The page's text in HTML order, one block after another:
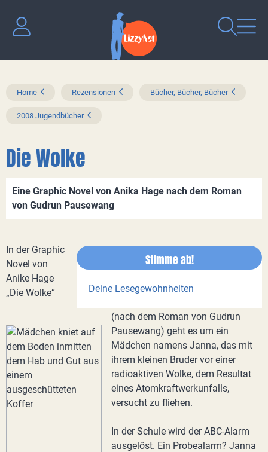
Home Rezensionen Bücher, Bücher, Bücher
2008 Jugendbücher
Die Wolke
Eine Graphic Novel von Anika Hage nach dem Roman
von Gudrun Pausewang
Stimme ab!
Deine Lesegewohnheiten
In der Graphic
Novel von
Anike Hage
„Die Wolke“
(nach dem Roman von Gudrun
Pausewang) geht es um ein
Mädchen namens Janna, das mit
ihrem kleinen Bruder vor einer
radioaktiven Wolke, dem Resultat
eines Atomkraftwerkunfalls,
versucht zu fliehen.
In der Schule wird der ABC-Alarm
ausgelöst. Ein Probealarm? Janna